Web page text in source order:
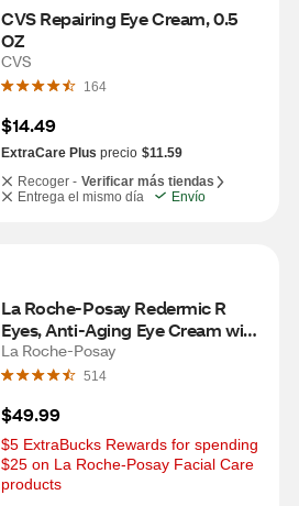
CVS Repairing Eye Cream, 0.5
OZ
CVS
164
$14.49
ExtraCare Plus precio $11.59
Recoger - Verificar más tiendas
Entrega el mismo día
Envío
La Roche-Posay Redermic R
Eyes, Anti-Aging Eye Cream with
Retinol, 0.5 OZ
La Roche-Posay
514
$49.99
$5 ExtraBucks Rewards for spending
$25 on La Roche-Posay Facial Care
products